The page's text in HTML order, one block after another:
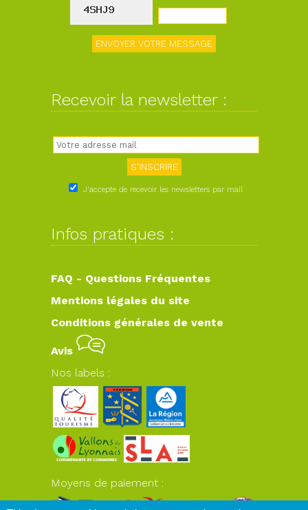
Recevoir la newsletter :
J'accepte de recevoir les newsletters par mail
Infos pratiques :
FAQ - Questions Fréquentes
Mentions légales du site
Conditions générales de vente
Avis
Nos labels :
Moyens de paiement :